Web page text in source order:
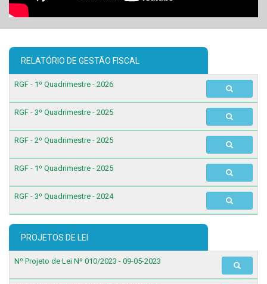
RELATÓRIO DE GESTÃO FISCAL
RGF - 1º Quadrimestre - 2026
RGF - 3º Quadrimestre - 2025
RGF - 2º Quadrimestre - 2025
RGF - 1º Quadrimestre - 2025
RGF - 3º Quadrimestre - 2024
PROJETOS DE LEI
Nº Projeto de Lei Nº 010/2023 - 09-05-2023